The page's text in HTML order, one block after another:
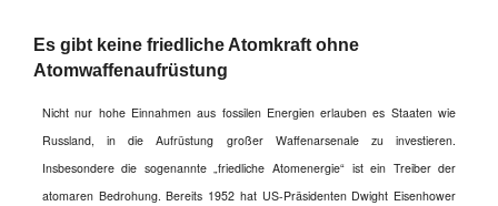
Es gibt keine friedliche Atomkraft ohne
Atomwaffenaufrüstung
Nicht nur hohe Einnahmen aus fossilen Energien erlauben es Staaten wie
Russland, in die Aufrüstung großer Waffenarsenale zu investieren.
Insbesondere die sogenannte „friedliche Atomenergie“ ist ein Treiber der
atomaren Bedrohung. Bereits 1952 hat US-Präsidenten Dwight Eisenhower